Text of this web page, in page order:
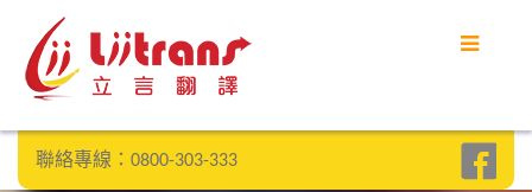
聯絡專線：0800-303-333